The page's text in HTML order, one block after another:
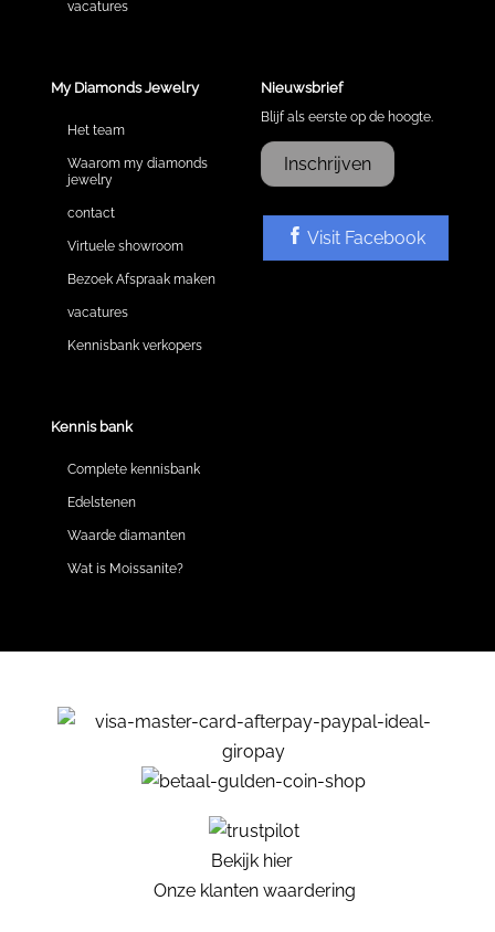
vacatures
My Diamonds Jewelry
Het team
Waarom my diamonds
jewelry
contact
Virtuele showroom
Bezoek Afspraak maken
vacatures
Kennisbank verkopers
Kennis bank
Complete kennisbank
Edelstenen
Waarde diamanten
Wat is Moissanite?
Nieuwsbrief
Blijf als eerste op de hoogte.
Inschrijven
Visit Facebook
Bekijk hier
Onze klanten waardering